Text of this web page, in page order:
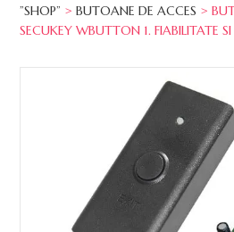
”SHOP” >BUTOANE DE ACCES >
SECUKEY WBUTTON 1. FIABILITATE